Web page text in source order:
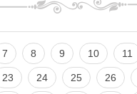
7 8 9 10 11
23 24 25 26